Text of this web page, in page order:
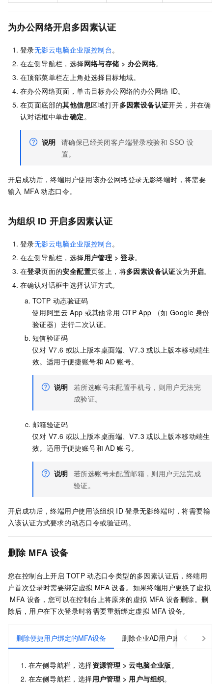
为办公网络开启多因素认证
登录无影云电脑企业版控制台。
在左侧导航栏，选择网络与存储 > 办公网络。
在顶部菜单栏左上角处选择目标地域。
在办公网络页面，单击目标办公网络的办公网络 ID。
在页面底部的其他信息区域打开多因素设备认证开关，并在确
认对话框中单击确定。
说明 请确保已经关闭客户端登录校验和 SSO 设
置。
开启成功后，终端用户使用该办公网络登录无影终端时，将需要
输入 MFA 动态口令。
为组织 ID 开启多因素认证
登录无影云电脑企业版控制台。
在左侧导航栏，选择用户管理 >登录。
在登录页面的安全配置页签上，将多因素设备认证设为开启。
在确认对话框中选择认证方式。
TOTP 动态验证码
使用阿里云 App 或其他常用 OTP App （如 Google 身份
验证器）进行二次认证。
短信验证码
仅对 V7.6 或以上版本桌面端、V7.3 或以上版本移动端生
效。适用于便捷账号和 AD 账号。
说明 若所选账号未配置手机号，则用户无法完
成验证。
邮箱验证码
仅对 V7.6 或以上版本桌面端、V7.3 或以上版本移动端生
效。适用于便捷账号和 AD 账号。
说明 若所选账号未配置邮箱，则用户无法完成
验证。
开启成功后，终端用户使用该组织 ID 登录无影终端时，将需要输
入该认证方式要求的动态口令或验证码。
删除 MFA 设备
您在控制台上开启 TOTP 动态口令类型的多因素认证后，终端用
户首次登录时需要绑定虚拟 MFA 设备。如果终端用户更换了虚拟
MFA 设备，您可以在控制台上将原来的虚拟 MFA 设备删除。删
除后，用户在下次登录时将需要重新绑定虚拟 MFA 设备。
删除便捷用户绑定的MFA设备 删除企业AD用户账号绑定的
在左侧导航栏，选择资源管理 >云电脑企业版 。
在左侧导航栏，选择用户管理 > 用户与组织。